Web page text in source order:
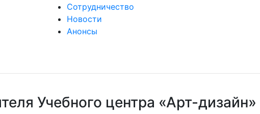
Сотрудничество
Новости
Анонсы
Учебного центра «Арт-